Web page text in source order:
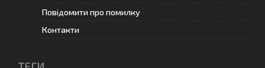
Повідомити про помилку
Контакти